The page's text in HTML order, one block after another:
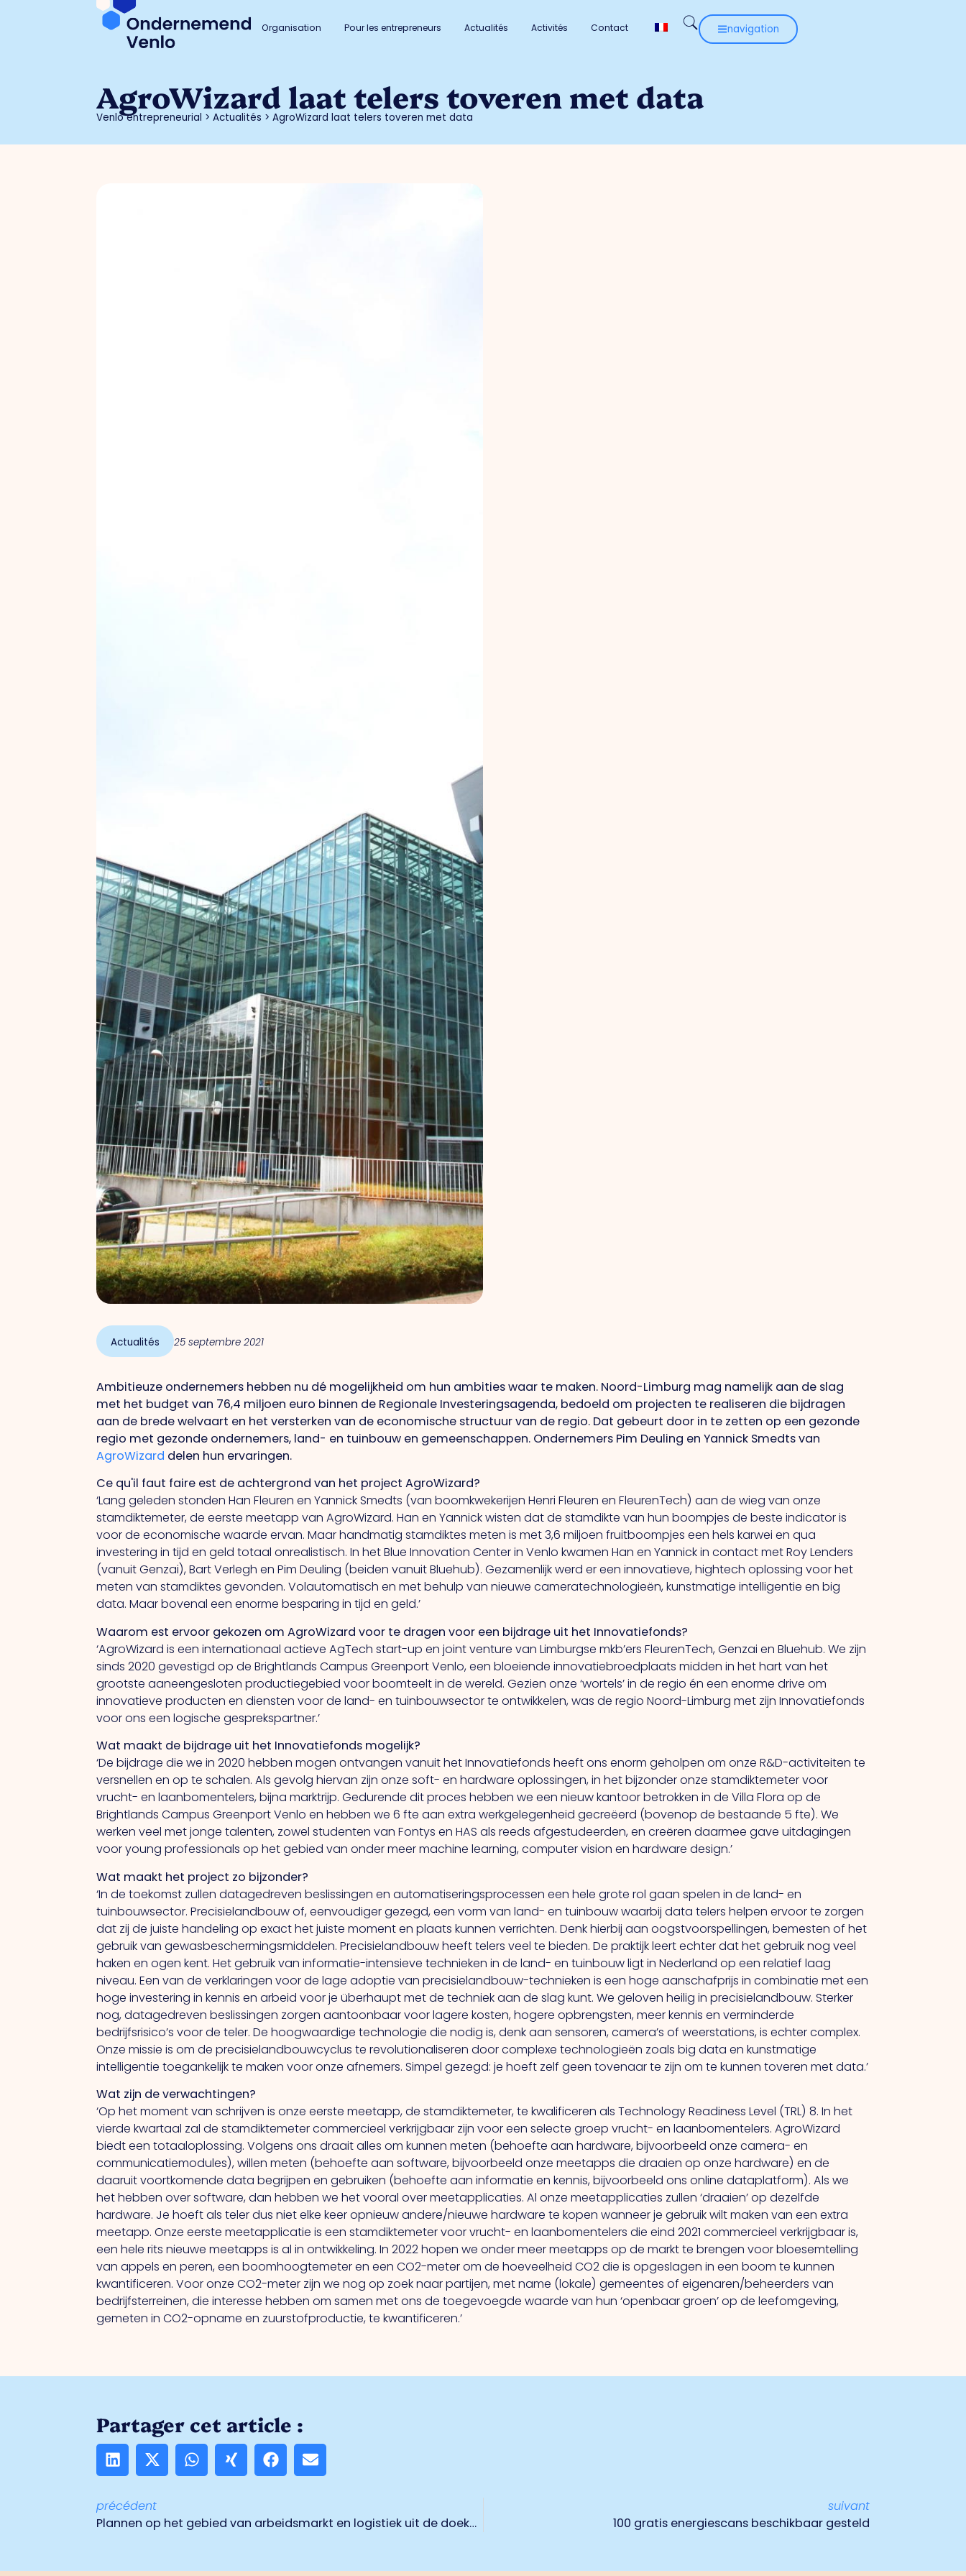
Organisation Pour les entrepreneurs Actualités Activités Contact navigation
AgroWizard laat telers toveren met data
Venlo entrepreneurial >Actualités >AgroWizard laat telers toveren met data
Actualités 25 septembre 2021
Ambitieuze ondernemers hebben nu dé mogelijkheid om hun ambities waar te maken. Noord-Limburg mag namelijk aan de slag
met het budget van 76,4 miljoen euro binnen de Regionale Investeringsagenda, bedoeld om projecten te realiseren die bijdragen
aan de brede welvaart en het versterken van de economische structuur van de regio. Dat gebeurt door in te zetten op een gezonde
regio met gezonde ondernemers, land- en tuinbouw en gemeenschappen. Ondernemers Pim Deuling en Yannick Smedts van
AgroWizard delen hun ervaringen.
Ce qu'il faut faire est de achtergrond van het project AgroWizard?
‘Lang geleden stonden Han Fleuren en Yannick Smedts (van boomkwekerijen Henri Fleuren en FleurenTech) aan de wieg van onze
stamdiktemeter, de eerste meetapp van AgroWizard. Han en Yannick wisten dat de stamdikte van hun boompjes de beste indicator is
voor de economische waarde ervan. Maar handmatig stamdiktes meten is met 3,6 miljoen fruitboompjes een hels karwei en qua
investering in tijd en geld totaal onrealistisch. In het Blue Innovation Center in Venlo kwamen Han en Yannick in contact met Roy Lenders
(vanuit Genzai), Bart Verlegh en Pim Deuling (beiden vanuit Bluehub). Gezamenlijk werd er een innovatieve, hightech oplossing voor het
meten van stamdiktes gevonden. Volautomatisch en met behulp van nieuwe cameratechnologieën, kunstmatige intelligentie en big
data. Maar bovenal een enorme besparing in tijd en geld.’
Waarom est ervoor gekozen om AgroWizard voor te dragen voor een bijdrage uit het Innovatiefonds?
‘AgroWizard is een internationaal actieve AgTech start-up en joint venture van Limburgse mkb’ers FleurenTech, Genzai en Bluehub. We zijn
sinds 2020 gevestigd op de Brightlands Campus Greenport Venlo, een bloeiende innovatiebroedplaats midden in het hart van het
grootste aaneengesloten productiegebied voor boomteelt in de wereld. Gezien onze ‘wortels’ in de regio én een enorme drive om
innovatieve producten en diensten voor de land- en tuinbouwsector te ontwikkelen, was de regio Noord-Limburg met zijn Innovatiefonds
voor ons een logische gesprekspartner.’
Wat maakt de bijdrage uit het Innovatiefonds mogelijk?
‘De bijdrage die we in 2020 hebben mogen ontvangen vanuit het Innovatiefonds heeft ons enorm geholpen om onze R&D-activiteiten te
versnellen en op te schalen. Als gevolg hiervan zijn onze soft- en hardware oplossingen, in het bijzonder onze stamdiktemeter voor
vrucht- en laanbomentelers, bijna marktrijp. Gedurende dit proces hebben we een nieuw kantoor betrokken in de Villa Flora op de
Brightlands Campus Greenport Venlo en hebben we 6 fte aan extra werkgelegenheid gecreëerd (bovenop de bestaande 5 fte). We
werken veel met jonge talenten, zowel studenten van Fontys en HAS als reeds afgestudeerden, en creëren daarmee gave uitdagingen
voor young professionals op het gebied van onder meer machine learning, computer vision en hardware design.’
Wat maakt het project zo bijzonder?
‘In de toekomst zullen datagedreven beslissingen en automatiseringsprocessen een hele grote rol gaan spelen in de land- en
tuinbouwsector. Precisielandbouw of, eenvoudiger gezegd, een vorm van land- en tuinbouw waarbij data telers helpen ervoor te zorgen
dat zij de juiste handeling op exact het juiste moment en plaats kunnen verrichten. Denk hierbij aan oogstvoorspellingen, bemesten of het
gebruik van gewasbeschermingsmiddelen. Precisielandbouw heeft telers veel te bieden. De praktijk leert echter dat het gebruik nog veel
haken en ogen kent. Het gebruik van informatie-intensieve technieken in de land- en tuinbouw ligt in Nederland op een relatief laag
niveau. Een van de verklaringen voor de lage adoptie van precisielandbouw-technieken is een hoge aanschafprijs in combinatie met een
hoge investering in kennis en arbeid voor je überhaupt met de techniek aan de slag kunt. We geloven heilig in precisielandbouw. Sterker
nog, datagedreven beslissingen zorgen aantoonbaar voor lagere kosten, hogere opbrengsten, meer kennis en verminderde
bedrijfsrisico’s voor de teler. De hoogwaardige technologie die nodig is, denk aan sensoren, camera’s of weerstations, is echter complex.
Onze missie is om de precisielandbouwcyclus te revolutionaliseren door complexe technologieën zoals big data en kunstmatige
intelligentie toegankelijk te maken voor onze afnemers. Simpel gezegd: je hoeft zelf geen tovenaar te zijn om te kunnen toveren met data.’
Wat zijn de verwachtingen?
‘Op het moment van schrijven is onze eerste meetapp, de stamdiktemeter, te kwalificeren als Technology Readiness Level (TRL) 8. In het
vierde kwartaal zal de stamdiktemeter commercieel verkrijgbaar zijn voor een selecte groep vrucht- en laanbomentelers. AgroWizard
biedt een totaaloplossing. Volgens ons draait alles om kunnen meten (behoefte aan hardware, bijvoorbeeld onze camera- en
communicatiemodules), willen meten (behoefte aan software, bijvoorbeeld onze meetapps die draaien op onze hardware) en de
daaruit voortkomende data begrijpen en gebruiken (behoefte aan informatie en kennis, bijvoorbeeld ons online dataplatform). Als we
het hebben over software, dan hebben we het vooral over meetapplicaties. Al onze meetapplicaties zullen ‘draaien’ op dezelfde
hardware. Je hoeft als teler dus niet elke keer opnieuw andere/nieuwe hardware te kopen wanneer je gebruik wilt maken van een extra
meetapp. Onze eerste meetapplicatie is een stamdiktemeter voor vrucht- en laanbomentelers die eind 2021 commercieel verkrijgbaar is,
een hele rits nieuwe meetapps is al in ontwikkeling. In 2022 hopen we onder meer meetapps op de markt te brengen voor bloesemtelling
van appels en peren, een boomhoogtemeter en een CO2-meter om de hoeveelheid CO2 die is opgeslagen in een boom te kunnen
kwantificeren. Voor onze CO2-meter zijn we nog op zoek naar partijen, met name (lokale) gemeentes of eigenaren/beheerders van
bedrijfsterreinen, die interesse hebben om samen met ons de toegevoegde waarde van hun ‘openbaar groen’ op de leefomgeving,
gemeten in CO2-opname en zuurstofproductie, te kwantificeren.’
Partager cet article :
précédent
Plannen op het gebied van arbeidsmarkt en logistiek uit de doeken
suivant
100 gratis energiescans beschikbaar gesteld